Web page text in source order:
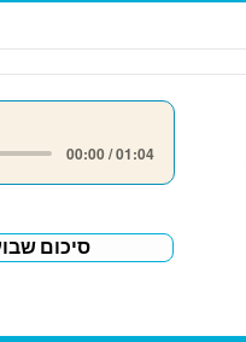
00:00 / 01:04
סיכום